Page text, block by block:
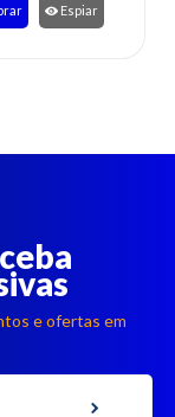
Espiar
e ofertas em